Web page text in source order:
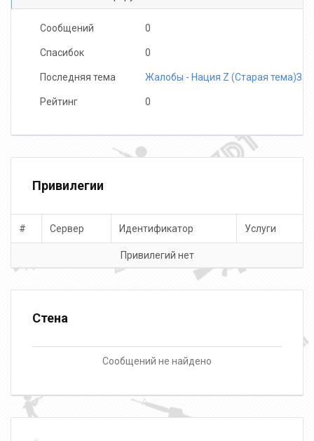
Сообщений 0
Спасибок 0
Последняя тема Жалобы - Нация Z (Старая
Рейтинг 0
Привилегии
# Сервер Идентификатор Услуги
Привилегий нет
Стена
Сообщений не найдено